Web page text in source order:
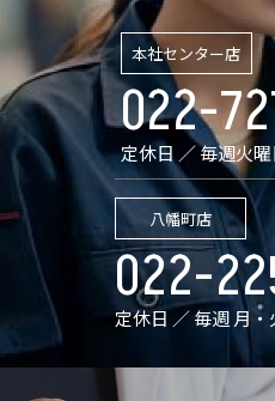
本社センター店
022-
定休日 ／ 毎週火
八幡町店
022-
定休日 ／ 毎週 月・